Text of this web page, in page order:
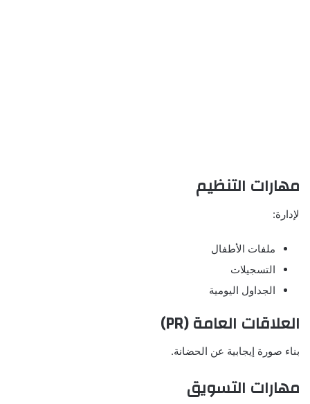
مهارات التنظيم
لإدارة:
ملفات الأطفال
التسجيلات
الجداول اليومية
العلاقات العامة (PR)
بناء صورة إيجابية عن الحضانة.
مهارات التسويق